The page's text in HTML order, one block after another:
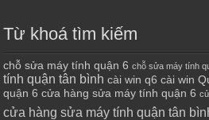
Từ khoá tìm kiếm
chỗ sửa máy tính quận 6 chỗ sửa máy tính
tính quận tân bình cài win q6 cài win
quận 6 cửa hàng sửa máy tính quận 6
cửa hàng sửa máy tính quận tân